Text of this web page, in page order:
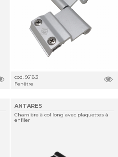
cod. 9618.3
Fenêtre
ANTARES
Charnière à col long avec plaquettes à
enfiler